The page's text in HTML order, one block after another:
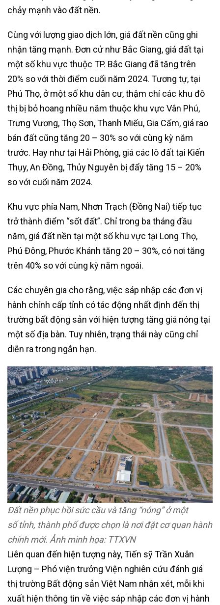
chảy mạnh vào đất nền.
Cùng với lượng giao dịch lớn, giá đất nền cũng ghi
nhận tăng mạnh. Đơn cử như Bắc Giang, giá đất tại
một số khu vực thuộc TP. Bắc Giang đã tăng trên
20% so với thời điểm cuối năm 2024. Tương tự, tại
Phú Thọ, ở một số khu dân cư, thậm chí các khu đô
thị bị bỏ hoang nhiều năm thuộc khu vực Vân Phú,
Trưng Vương, Thọ Sơn, Thanh Miếu, Gia Cẩm, giá rao
bán đất cũng tăng 20 – 30% so với cùng kỳ năm
trước. Hay như tại Hải Phòng, giá các lô đất tại Kiến
Thụy, An Đồng, Thủy Nguyên bị đẩy tăng 15 – 20%
so với cuối năm 2024.
Khu vực phía Nam, Nhơn Trạch (Đồng Nai) tiếp tục
trở thành điểm “sốt đất”. Chỉ trong ba tháng đầu
năm, giá đất nền tại một số khu vực tại Long Thọ,
Phú Đông, Phước Khánh tăng 20 – 30%, có nơi tăng
trên 40% so với cùng kỳ năm ngoái.
Các chuyên gia cho rằng, việc sáp nhập các đơn vị
hành chính cấp tỉnh có tác động nhất định đến thị
trường bất động sản với hiện tượng tăng giá nóng tại
một số địa bàn. Tuy nhiên, trạng thái này cũng chỉ
diễn ra trong ngắn hạn.
Đất nền phục hồi sức cầu và tăng “nóng” ở một
số tỉnh, thành phố được chọn là nơi đặt cơ quan hành
chính mới. Ảnh minh họa: TTXVN
Liên quan đến hiện tượng này, Tiến sỹ Trần Xuân
Lượng – Phó viện trưởng Viện nghiên cứu đánh giá
thị trường Bất động sản Việt Nam nhận xét, mỗi khi
xuất hiện thông tin về việc sáp nhập các đơn vị hành